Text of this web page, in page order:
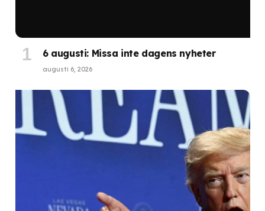
6 augusti: Missa inte dagens nyheter
augusti 6, 2026